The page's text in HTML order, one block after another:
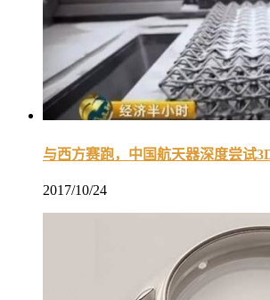
与西方赛跑，中国航天器深度尝试
2017/10/24